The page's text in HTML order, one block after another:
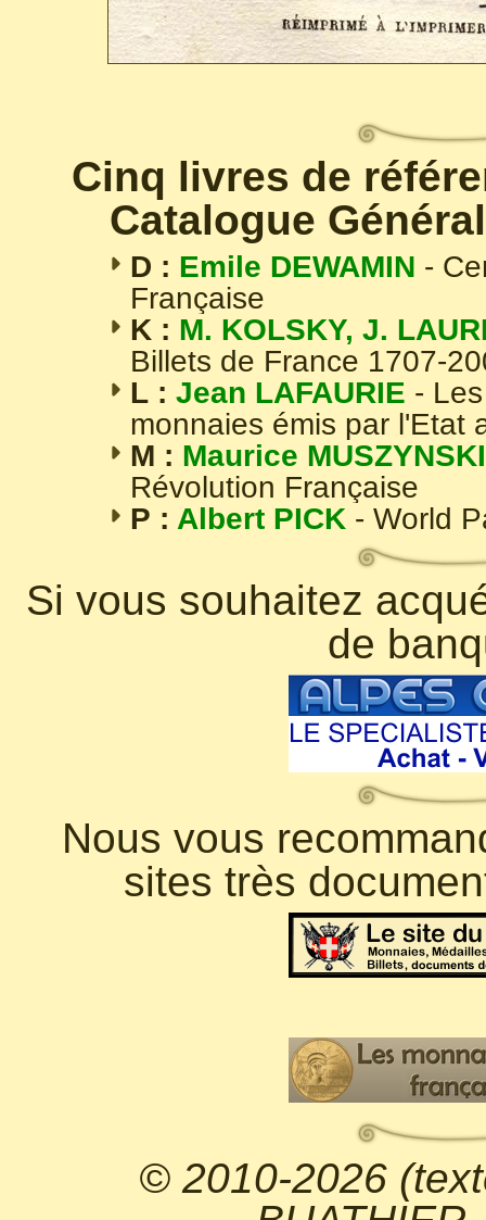
Cinq livres de
Catalogue
D : Emile DEWAMIN -
Française
K : M. KOLSKY, J.
Billets de France 1707-
L : Jean LAFAURIE -
monnaies émis par l'Etat
M : Maurice MUSZYNSKI
Révolution Française
P : Albert PICK - World
Si vous souhaitez
de
Nous vous
sites très
© 2010-2026